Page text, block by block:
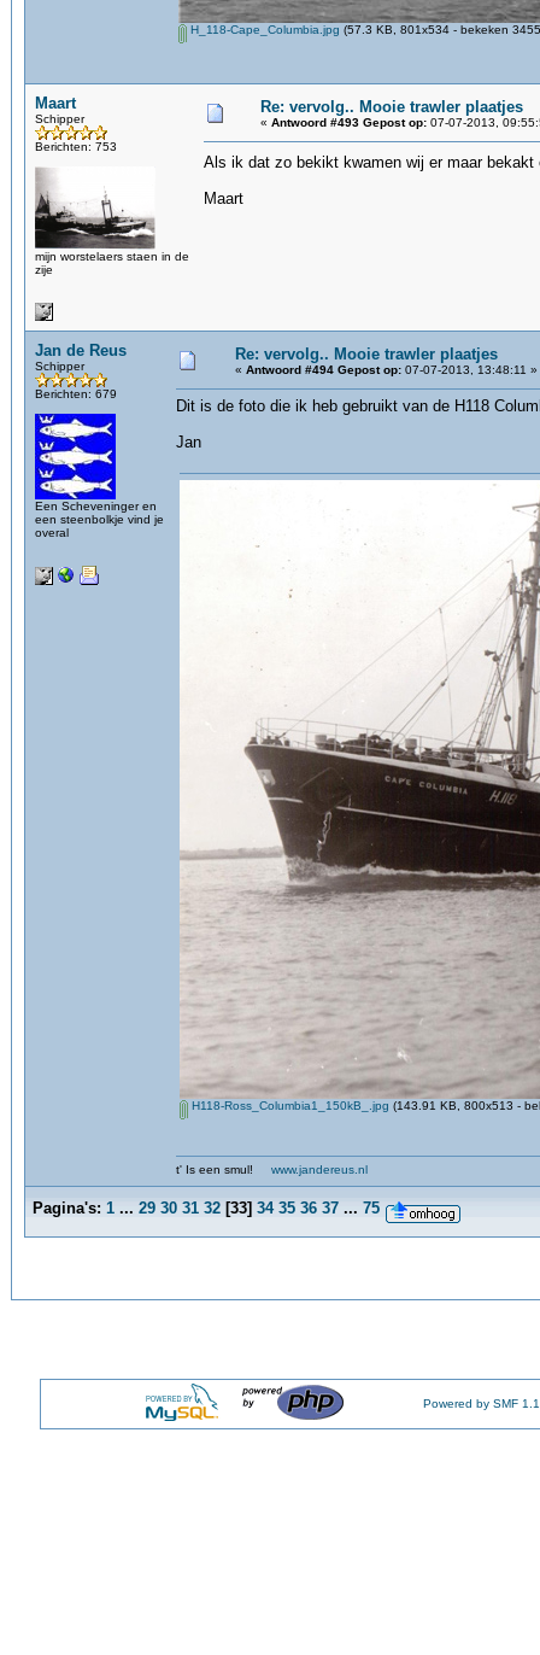
H_118-Cape_Columbia.jpg (57.3 KB, 801x534 - bekeken
Maart
Schipper
Berichten: 753
mijn worstelaers staen in de
zije
Re: vervolg.. Mooie trawler plaatjes
« Antwoord #493 Gepost op:07-07-2013,
Als ik dat zo bekikt kwamen wij er maar
Maart
Jan de Reus
Schipper
Berichten: 679
Een Scheveninger en
een steenbolkje vind je
overal
Re: vervolg.. Mooie trawler plaatjes
« Antwoord #494 Gepost op:07-07-2013, 13:48:11 »
Dit is de foto die ik heb gebruikt van de H118
Jan
H118-Ross_Columbia1_150kB_.jpg (143.91 KB, 800x513 -
t' Is een smul! www.jandereus.nl
Pagina's: 1 ... 29 30 31 32[33] 34 35 36 37 ... 75
Powered by SMF